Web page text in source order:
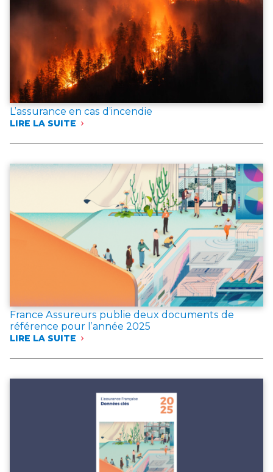
L’assurance en cas d’incendie
LIRE LA SUITE
:
D’INCENDIE
France Assureurs publie deux documents de
référence pour l’année 2025
LIRE LA SUITE
: